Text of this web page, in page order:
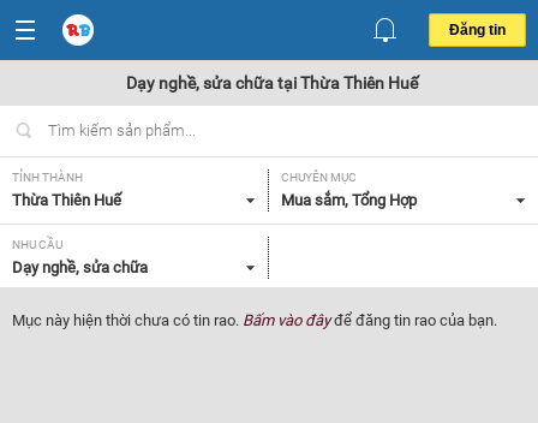
Đăng tin
Dạy nghề, sửa chữa tại Thừa Thiên Huế
TỈNH THÀNH
Thừa Thiên Huế
CHUYÊN MỤC
Mua sắm, Tổng Hợp
NHU CẦU
Dạy nghề, sửa chữa
Mục này hiện thời chưa có tin rao. Bấm vào đâyđể đăng tin rao của bạn.